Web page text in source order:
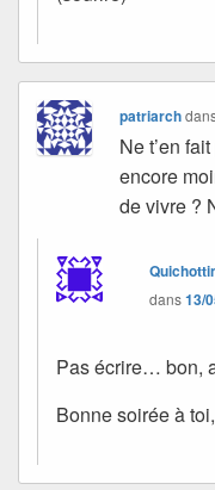
patriarch
Ne t’en
encore
de vivre ?
dans13/
Pas écrire… bon,
Bonne soirée à